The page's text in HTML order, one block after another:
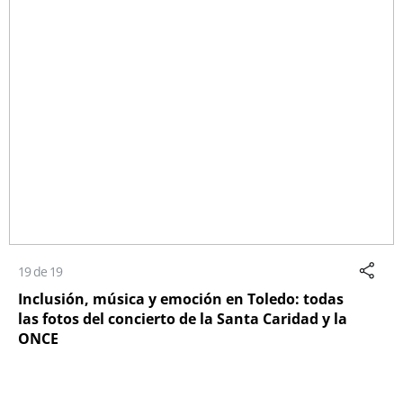
19 de 19
Inclusión, música y emoción en Toledo: todas
las fotos del concierto de la Santa Caridad y la
ONCE